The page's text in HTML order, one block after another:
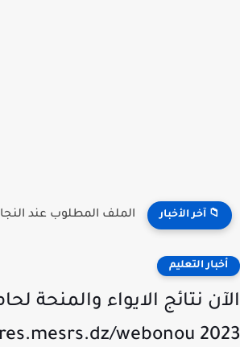
📁 آخر الأخبار
التعليم
نتائج الايواء والمنحة
2023